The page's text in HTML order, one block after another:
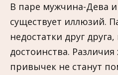
В паре мужчина-Дева
существует иллюзий.
недостатки друг
достоинства.
привычек не станут